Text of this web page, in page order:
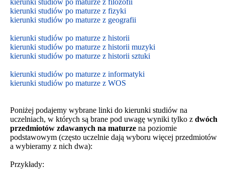
kierunki studiów po maturze z fizyki
kierunki studiów po maturze z geografii
kierunki studiów po maturze z historii
kierunki studiów po maturze z historii muzyki
kierunki studiów po maturze z historii sztuki
kierunki studiów po maturze z informatyki
kierunki studiów po maturze z WOS
Poniżej podajemy wybrane linki do kierunki studiów na
uczelniach, w których są brane pod uwagę wyniki tylko z dwóch
przedmiotów zdawanych na maturze na poziomie
podstawowym (często uczelnie dają wyboru więcej przedmiotów
a wybieramy z nich dwa):
Przykłady: